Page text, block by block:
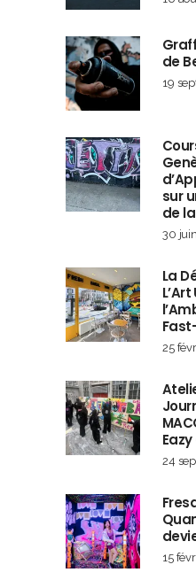
de
19
sur
de
30
La
25
24
15